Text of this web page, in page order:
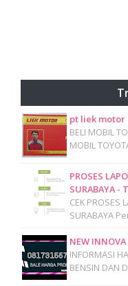
pt liek motor
BELI MOBIL
MOBIL
PROSES
SURABAYA -
CEK PROSES
SURABAYA
NEW
INFORMASI
BENSIN DAN